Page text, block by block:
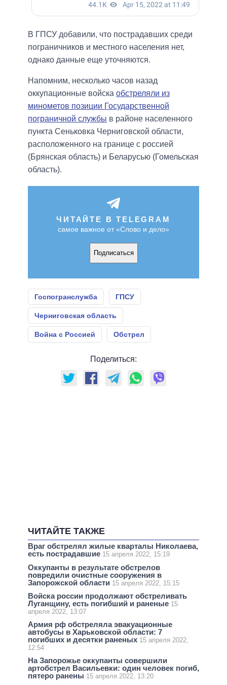
В ГПСУ добавили, что пострадавших среди
пограничников и местного населения нет,
однако данные еще уточняются.
Напомним, несколько часов назад
оккупационные войска обстреляли из
минометов позиции Государственной
пограничной службы в районе населенного
пункта Сеньковка Черниговской области,
расположенного на границе с россией
(Брянская область) и Беларусью (Гомельская
область).
ЧИТАЙТЕ В TELEGRAM
самое важное от «Слово и дело»
Подписаться
Госпогранслужба ГПСУ
Черниговская область
Война с Россией Обстрел
Поделиться:
ЧИТАЙТЕ ТАКЖЕ
Враг обстрелял жилые кварталы Николаева,
есть пострадавшие 15 апреля 2022, 15:19
Оккупанты в результате обстрелов
повредили очистные сооружения в
Запорожской области 15 апреля 2022, 15:15
Войска россии продолжают обстреливать
Луганщину, есть погибший и раненые 15
апреля 2022, 13:07
Армия рф обстреляла эвакуационные
автобусы в Харьковской области: 7
погибших и десятки раненых 15 апреля 2022,
12:54
На Запорожье оккупанты совершили
артобстрел Васильевки: один человек погиб,
пятеро ранены 15 апреля 2022, 13:20